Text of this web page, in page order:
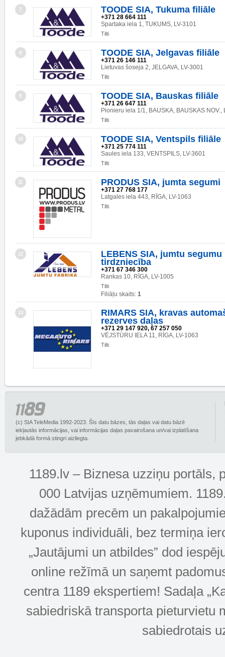
7 TOODE SIA, Tukuma filiāle
+371 28 664 111
Spartaka iela 1, TUKUMS, LV-3101
Tilti
8 TOODE SIA, Jelgavas filiāle
+371 26 146 111
Lietuvas šoseja 2, JELGAVA, LV-3001
Tilti
9 TOODE SIA, Bauskas filiāle
+371 26 647 111
Pionieru iela 1/1, BAUSKA, BAUSKAS NOV.,
Tilti
10 TOODE SIA, Ventspils filiāle
+371 25 774 111
Saules iela 133, VENTSPILS, LV-3601
Tilti
11 PRODUS SIA, jumta segumi
+371 27 768 177
Latgales iela 443, RĪGA, LV-1063
Tilti
12
LEBENS SIA, jumtu
tirdzniecība
+371 67 346 300
Rankas 10, RĪGA, LV-1005
Tilti
Filiāļu skaits: 1
13
RIMARS SIA, kravas
rezerves daļas
+371 29 147 920, 67 257 050
VĒJSTŪRU IELA 11, RĪGA, LV-1063
Tilti
(c) SIA TeleMedia 1992-2023. Šīs datu bāzes, tās daļas vai datu bāzē
iekļautās informācijas, vai informācijas daļas pavairošana un/vai izplatīšana
jebkādā formā stingri aizliegta.
1189.lv – Biznesa uzziņu portāls,
000 Latvijas uzņēmumiem.
dažādām precēm un
kuponus individuāli, bez termiņa
„Jautājumi un atbildes” dod
online režīmā un saņemt
centra 1189 ekspertiem! Sadaļa
sabiedriskā transporta pieturvietu
sabiedrotais